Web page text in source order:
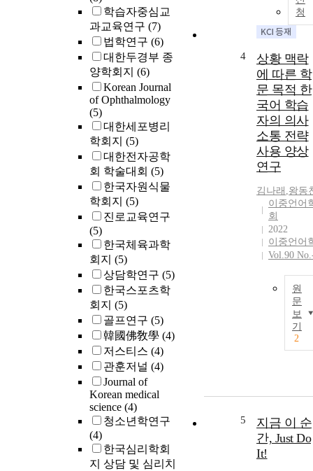
학습자중심교
과교육연구 (7)
법학연구 (6)
대한두경부 종
양학회지 (6)
Korean Journal
of Ophthalmology
(5)
대한세포병리
학회지 (5)
대한전자공학
회 학술대회 (5)
한국자원식물
학회지 (5)
진로교육연구
(5)
한국체육과학
회지 (5)
상담학연구 (5)
한국스포츠학
회지 (5)
골프연구 (5)
韓國佛敎學 (4)
저스티스 (4)
관훈저널 (4)
Journal of
Korean medical
science (4)
청소년학연구
(4)
한국심리학회
지 상담 및 심리치
청
4
상황 맥락
에 따른 학
문 목적 한
국어 학습
자의 의사
소통 전략
사용 양상
연구
김나래 ,왕동
이중언어
회
2022
이중언어
Vol.90
원
문
보
기
2
5
지금 이 순
간, Just Do
It!